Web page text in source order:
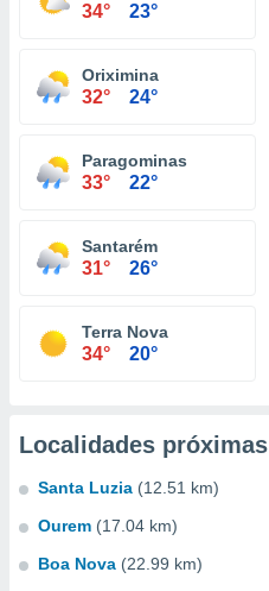
34° 23°
Oriximina
32° 24°
Paragominas
33° 22°
Santarém
31° 26°
Terra Nova
34° 20°
Localidades próximas
Santa Luzia (12.51 km)
Ourem (17.04 km)
Boa Nova (22.99 km)